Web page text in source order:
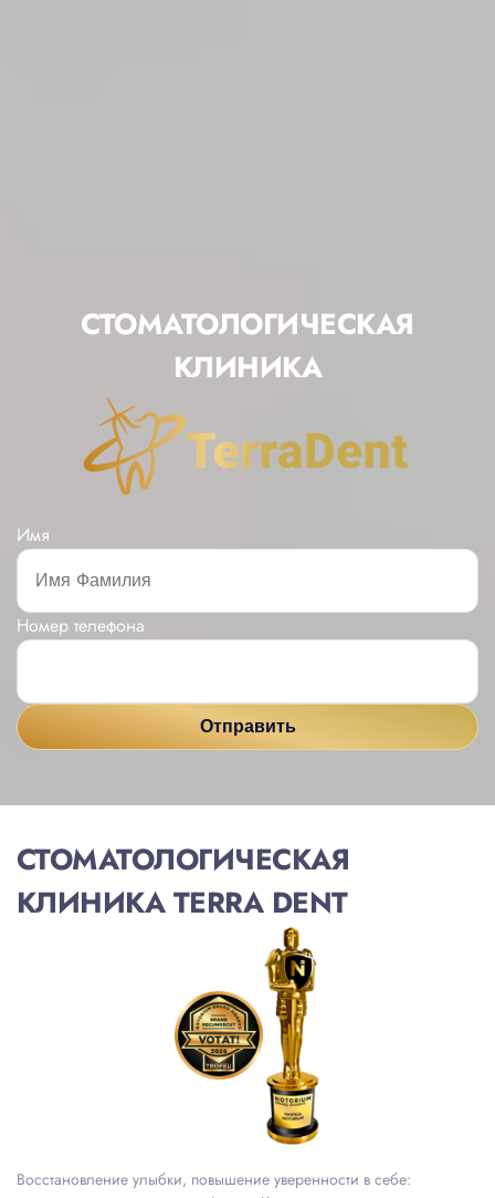
СТОМАТОЛОГИЧЕСКАЯ
КЛИНИКА
Имя
Номер телефона
СТОМАТОЛОГИЧЕСКАЯ
КЛИНИКА TERRA DENT
Восстановление улыбки, повышение уверенности в себе: